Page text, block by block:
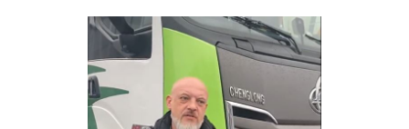
Количество цилиндров: 6
12.155L